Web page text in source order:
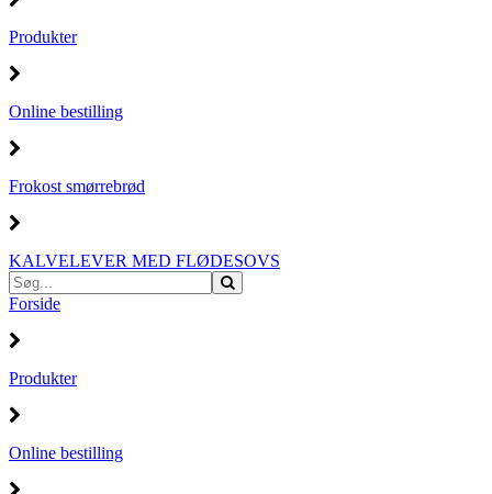
Produkter
Online bestilling
Frokost smørrebrød
KALVELEVER MED FLØDESOVS
Forside
Produkter
Online bestilling